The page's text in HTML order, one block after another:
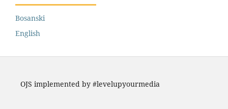
Bosanski
English
OJS implemented by #levelupyourmedia